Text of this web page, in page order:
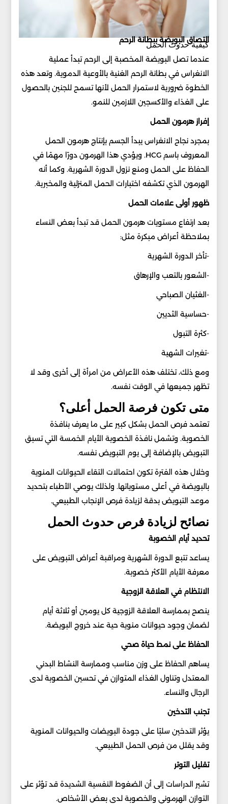
كيفية حدوث الحمل
التصاق البويضة ببطانة الرحم
عندما تصل البويضة المخصبة إلى الرحم تبدأ عملية
الانغراس في بطانة الرحم الغنية بالأوعية الدموية. وتعد هذه
الخطوة ضرورية لاستمرار الحمل لأنها تسمح للجنين بالحصول
على الغذاء والأكسجين اللازمين للنمو.
إفراز هرمون الحمل
بمجرد نجاح الانغراس يبدأ الجسم بإنتاج هرمون الحمل
المعروف باسم HCG. ويؤدي هذا الهرمون دورًا مهمًا في
الحفاظ على الحمل ومنع نزول الدورة الشهرية. وكما أنه
الهرمون الذي تكشفه اختبارات الحمل المنزلية والمخبرية.
ظهور أولى علامات الحمل
بعد ارتفاع مستويات هرمون الحمل قد تبدأ بعض النساء
بملاحظة أعراض مبكرة مثل:
-تأخر الدورة الشهرية
-الشعور بالتعب والإرهاق
-الغثيان الصباحي
-حساسية الثديين
-كثرة التبول
-تغيرات الشهية
ومع ذلك، تختلف هذه الأعراض من امرأة إلى أخرى وقد لا
تظهر جميعها في الوقت نفسه.
متى تكون فرصة الحمل أعلى؟
تعتمد فرص الحمل بشكل كبير على ما يعرف بنافذة
الخصوبة. وتشمل نافذة الخصوبة الأيام الخمسة التي تسبق
التبويض بالإضافة إلى يوم التبويض نفسه.
وخلال هذه الفترة تكون احتمالات التقاء الحيوانات المنوية
بالبويضة في أعلى مستوياتها. ولذلك يوصي الأطباء بتحديد
موعد التبويض بدقة لزيادة فرص الإنجاب الطبيعي.
نصائح لزيادة فرص حدوث الحمل
تحديد أيام الخصوبة
يساعد تتبع الدورة الشهرية ومراقبة أعراض التبويض على
معرفة الأيام الأكثر خصوبة.
الانتظام في العلاقة الزوجية
ينصح بممارسة العلاقة الزوجية كل يومين أو ثلاثة أيام
لضمان وجود حيوانات منوية حية عند خروج البويضة.
الحفاظ على نمط حياة صحي
يساهم الحفاظ على وزن مناسب وممارسة النشاط البدني
المعتدل وتناول الغذاء المتوازن في تحسين الخصوبة لدى
الرجال والنساء.
تجنب التدخين
يؤثر التدخين سلبًا على جودة البويضات والحيوانات المنوية
وقد يقلل من فرص الحمل الطبيعي.
تقليل التوتر
تشير الدراسات إلى أن الضغوط النفسية الشديدة قد تؤثر على
التوازن الهرموني والخصوبة لدى بعض الأشخاص.